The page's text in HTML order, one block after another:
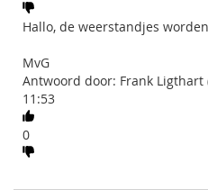
Hallo, de weerstandjes
MvG
Antwoord door: Frank Ligthart
11:53
0